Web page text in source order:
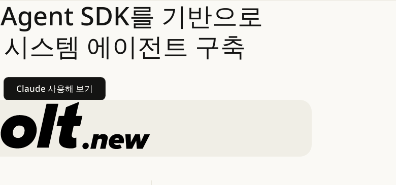
Agent SDK를 기반으로
시스템 에이전트 구축
Claude 사용해 보기
Claude 사용해 보기